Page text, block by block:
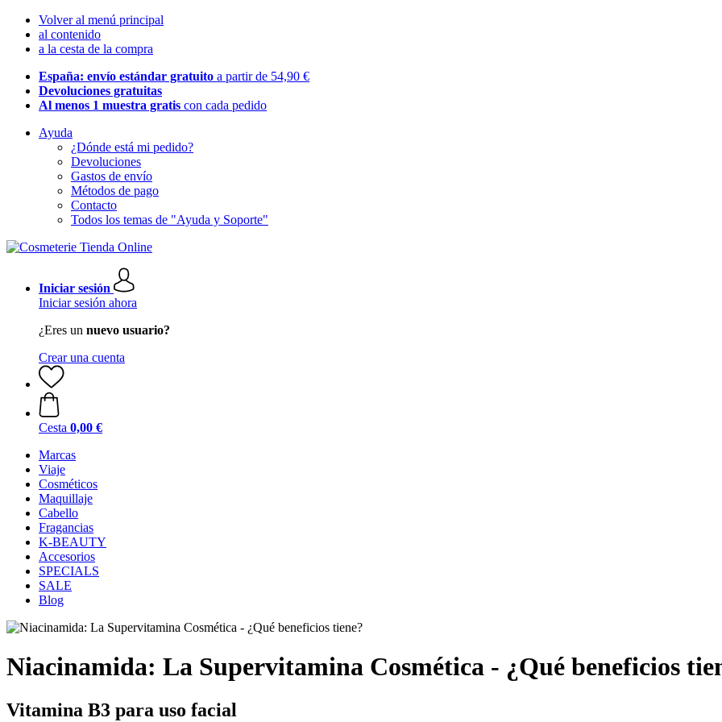
Volver al menú principal
al contenido
a la cesta de la compra
España: envío estándar gratuito a partir de 54,90 €
Devoluciones gratuitas
Al menos 1 muestra gratis con cada pedido
Ayuda
¿Dónde está mi pedido?
Devoluciones
Gastos de envío
Métodos de pago
Contacto
Todos los temas de "Ayuda y Soporte"
Iniciar sesión
Iniciar sesión ahora
¿Eres un nuevo usuario?
Crear una cuenta
Cesta 0,00 €
Marcas
Viaje
Cosméticos
Maquillaje
Cabello
Fragancias
K-BEAUTY
Accesorios
SPECIALS
SALE
Blog
Niacinamida: La Supervitamina Cosmética - ¿Qué beneficios
Vitamina B3 para uso facial